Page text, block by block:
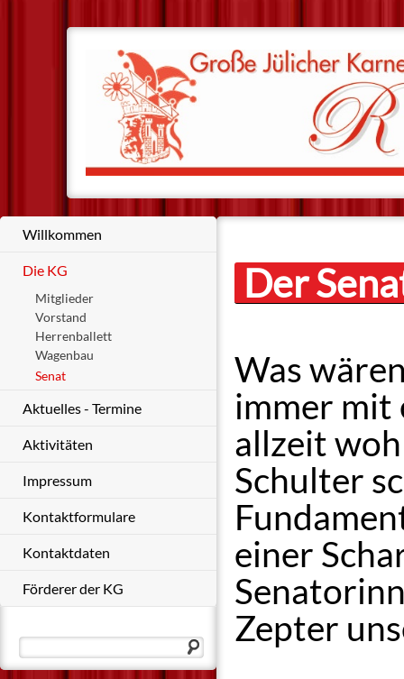
Willkommen
Die KG
Mitglieder
Vorstand
Herrenballett
Wagenbau
Senat
Aktuelles - Termine
Aktivitäten
Impressum
Kontaktformulare
Kontaktdaten
Förderer der KG
Der
Was
immer mit
allzeit
Schulter
einer
Zepter